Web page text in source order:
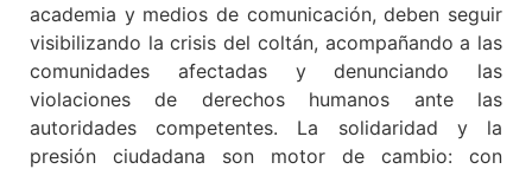
academia y medios de comunicación, deben seguir
visibilizando la crisis del coltán, acompañando a las
comunidades afectadas y denunciando las
violaciones de derechos humanos ante las
autoridades competentes. La solidaridad y la
presión ciudadana son motor de cambio: con